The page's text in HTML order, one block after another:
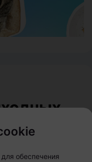
обеспечения